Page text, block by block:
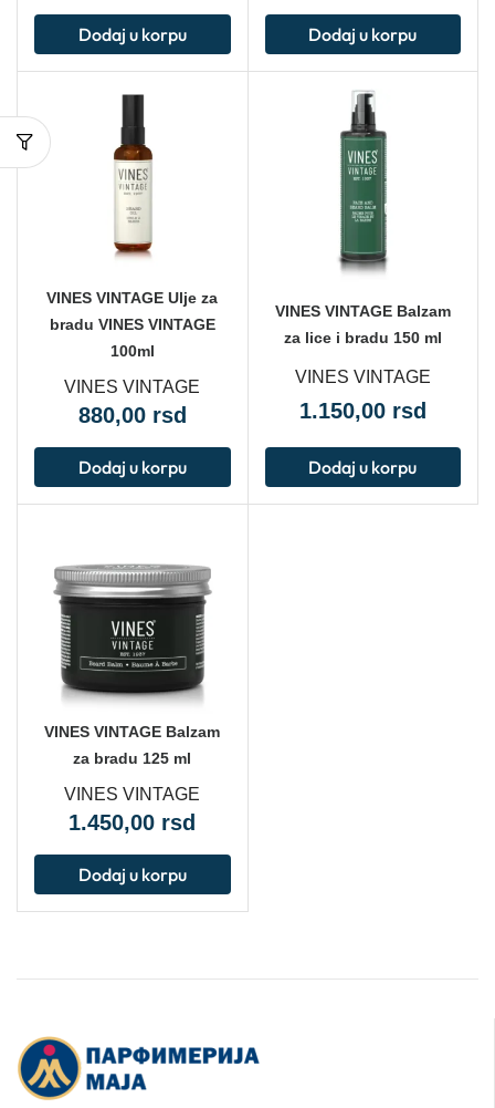
Dodaj u korpu Dodaj u korpu
VINES VINTAGE Ulje za
bradu VINES VINTAGE
100ml
VINES VINTAGE
880,00 rsd
Dodaj u korpu
VINES VINTAGE Balzam
za lice i bradu 150 ml
VINES VINTAGE
1.150,00 rsd
Dodaj u korpu
VINES VINTAGE Balzam
za bradu 125 ml
VINES VINTAGE
1.450,00 rsd
Dodaj u korpu